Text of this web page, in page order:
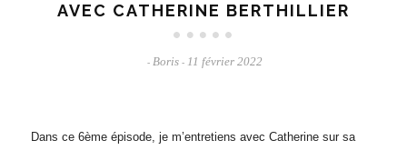
AVEC CATHERINE BERTHILLIER
- Boris - 11 février 2022
Dans ce 6ème épisode, je m’entretiens avec Catherine sur sa